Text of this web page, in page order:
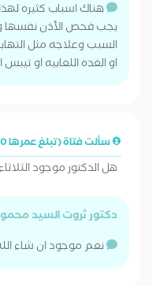
هناك اسباب كثيره
يجب فحص الأذن نفسها
السبب وعلاجه مثل
او الغده اللعابيه او
سألت فتاة (تبلغ عمرها 30 سنة)
هل الدكتور موجود الثلاثاء
دكتور ثروت السيد
نعم موجود ان شاء